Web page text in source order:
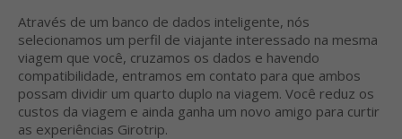
Através de um banco de dados inteligente, nós
selecionamos um perfil de viajante interessado na mesma
viagem que você, cruzamos os dados e havendo
compatibilidade, entramos em contato para que ambos
possam dividir um quarto duplo na viagem. Você reduz os
custos da viagem e ainda ganha um novo amigo para curtir
as experiências Girotrip.